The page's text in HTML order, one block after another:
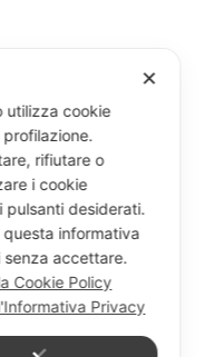
32 Centergross) -
(BO) - Italy
✕
utilizza cookie
rifiutare o
i cookie
pulsanti desiderati.
questa informativa
senza accettare.
Cookie Policy
Privacy